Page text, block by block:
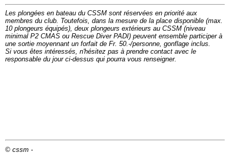
Les plongées en bateau du CSSM sont réservées en priorité aux
membres du club. Toutefois, dans la mesure de la place disponible (max.
10 plongeurs équipés), deux plongeurs extérieurs au CSSM (niveau
minimal P2 CMAS ou Rescue Diver PADI) peuvent ensemble participer à
une sortie moyennant un forfait de Fr. 50.-/personne, gonflage inclus.
Si vous êtes intéressés, n'hésitez pas à prendre contact avec le
responsable du jour ci-dessus qui pourra vous renseigner.
© cssm -